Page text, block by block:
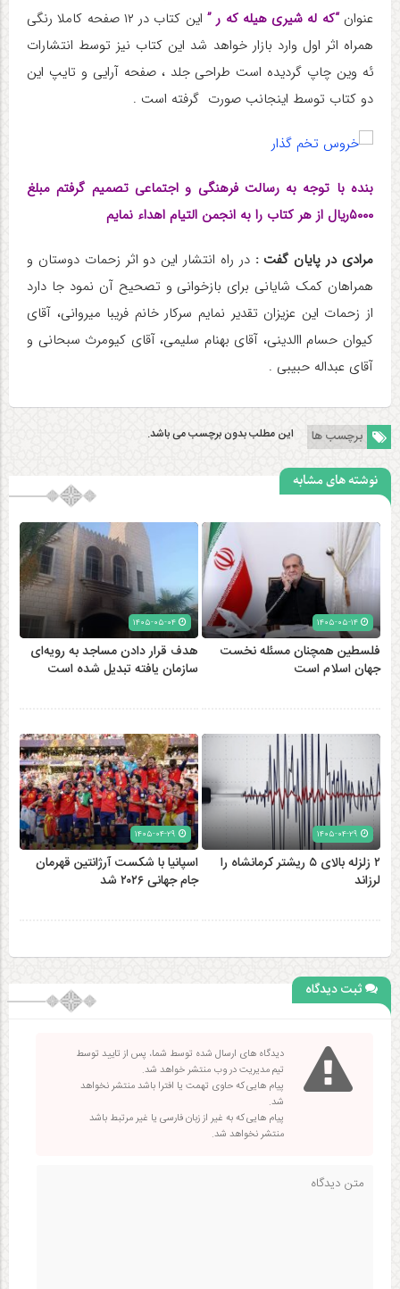
عنوان“که له شیری هیله که ر ”
این کتاب در ۱۲ صفحه کاملا رنگی
همراه اثر اول وارد بازار خواهد شد این کتاب نیز توسط انتشارات
ئه وین چاپ گردیده است طراحی جلد ، صفحه آرایی و تایپ این
دو کتاب توسط اینجانب صورت گرفته است .
بنده با توجه به رسالت فرهنگی و اجتماعی تصمیم گرفتم مبلغ
۵۰۰۰ریال از هر کتاب را به انجمن التیام اهداء نمایم
مرادی در پایان گفت : در راه انتشار این دو اثر زحمات دوستان و
همراهان کمک شایانی برای بازخوانی و تصحیح آن نمود جا دارد
از زحمات این عزیزان تقدیر نمایم سرکار خانم فریبا میروانی، آقای
کیوان حسام االدینی، آقای بهنام سلیمی، آقای کیومرث سبحانی و
آقای عبداله حبیبی .
برچسب ها این مطلب بدون برچسب می باشد.
نوشته های مشابه
۱۴۰۵-۰۵-۱۴
فلسطین همچنان مسئله نخست
جهان اسلام است
هدف قرار دادن مساجد به رویه‌ای
سازمان‌ یافته تبدیل شده است
۲ زلزله‌ بالای ۵ ریشتر کرمانشاه را
لرزاند
اسپانیا با شکست آرژانتین قهرمان
جام جهانی ۲۰۲۶ شد
ثبت دیدگاه
دیدگاه های ارسال شده توسط شما، پس از تایید توسط
تیم مدیریت در وب منتشر خواهد شد.
پیام هایی که حاوی تهمت یا افترا باشد منتشر نخواهد
شد.
پیام هایی که به غیر از زبان فارسی یا غیر مرتبط باشد
منتشر نخواهد شد.